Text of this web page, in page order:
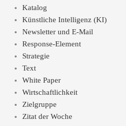
Katalog
Künstliche Intelligenz (KI)
Newsletter und E-Mail
Response-Element
Strategie
Text
White Paper
Wirtschaftlichkeit
Zielgruppe
Zitat der Woche